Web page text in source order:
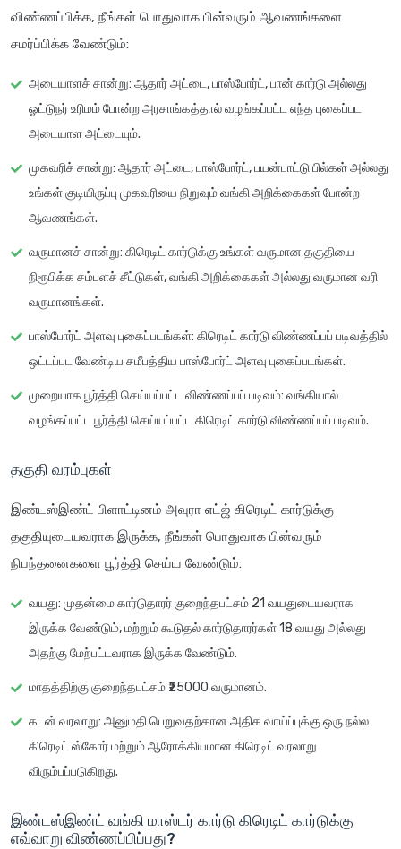
விண்ணப்பிக்க, நீங்கள் பொதுவாக பின்வரும் ஆவணங்களை
சமர்ப்பிக்க வேண்டும்:
அடையாளச் சான்று: ஆதார் அட்டை, பாஸ்போர்ட், பான் கார்டு அல்லது
ஓட்டுநர் உரிமம் போன்ற அரசாங்கத்தால் வழங்கப்பட்ட எந்த புகைப்பட
அடையாள அட்டையும்.
முகவரிச் சான்று: ஆதார் அட்டை, பாஸ்போர்ட், பயன்பாட்டு பில்கள் அல்லது
உங்கள் குடியிருப்பு முகவரியை நிறுவும் வங்கி அறிக்கைகள் போன்ற
ஆவணங்கள்.
வருமானச் சான்று: கிரெடிட் கார்டுக்கு உங்கள் வருமான தகுதியை
நிரூபிக்க சம்பளச் சீட்டுகள், வங்கி அறிக்கைகள் அல்லது வருமான வரி
வருமானங்கள்.
பாஸ்போர்ட் அளவு புகைப்படங்கள்: கிரெடிட் கார்டு விண்ணப்பப் படிவத்தில்
ஒட்டப்பட வேண்டிய சமீபத்திய பாஸ்போர்ட் அளவு புகைப்படங்கள்.
முறையாக பூர்த்தி செய்யப்பட்ட விண்ணப்பப் படிவம்: வங்கியால்
வழங்கப்பட்ட பூர்த்தி செய்யப்பட்ட கிரெடிட் கார்டு விண்ணப்பப் படிவம்.
தகுதி வரம்புகள்
இண்டஸ்இண்ட் பிளாட்டினம் அவுரா எட்ஜ் கிரெடிட் கார்டுக்கு
தகுதியுடையவராக இருக்க, நீங்கள் பொதுவாக பின்வரும்
நிபந்தனைகளை பூர்த்தி செய்ய வேண்டும்:
வயது: முதன்மை கார்டுதாரர் குறைந்தபட்சம் 21 வயதுடையவராக
இருக்க வேண்டும், மற்றும் கூடுதல் கார்டுதாரர்கள் 18 வயது அல்லது
அதற்கு மேற்பட்டவராக இருக்க வேண்டும்.
மாதத்திற்கு குறைந்தபட்சம் ₹25000 வருமானம்.
கடன் வரலாறு: அனுமதி பெறுவதற்கான அதிக வாய்ப்புக்கு ஒரு நல்ல
கிரெடிட் ஸ்கோர் மற்றும் ஆரோக்கியமான கிரெடிட் வரலாறு
விரும்பப்படுகிறது.
இண்டஸ்இண்ட் வங்கி மாஸ்டர் கார்டு கிரெடிட் கார்டுக்கு
எவ்வாறு விண்ணப்பிப்பது?